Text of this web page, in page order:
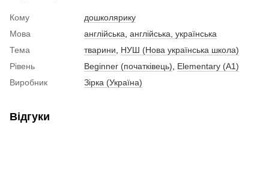
Кому
дошколярику
Мова
англійська англійська, українська
Тема
тварини
НУШ (Нова українська школа)
Рівень
Beginner (початківець)
Elementary (A1)
Виробник
Зірка (Україна)
Відгуки